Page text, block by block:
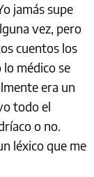
jamás supe
vez, pero
cuentos los
médico se
era un
todo el
o no.
léxico que me